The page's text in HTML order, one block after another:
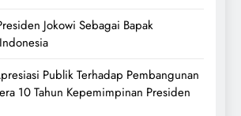
Jokowi Sebagai Bapak
Publik Terhadap Pembangunan
10 Tahun Kepemimpinan Presiden